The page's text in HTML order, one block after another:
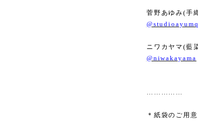
菅野あゆみ(手
@studioayumq
ニワカヤマ(藍
@niwakayama
……………
＊紙袋のご用